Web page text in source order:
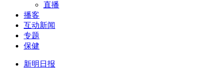
直播
播客
互动新闻
专题
保健
新明日报